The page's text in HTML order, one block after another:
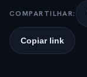
COMPARTILHAR:
Copiar link